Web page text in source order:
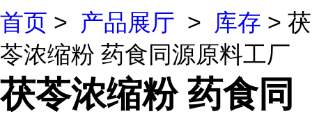
首页 > 产品展厅 > 库存 > 茯
苓浓缩粉 药食同源原料工厂
茯苓浓缩粉 药食同